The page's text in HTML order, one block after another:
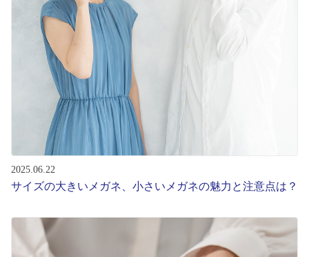
2025.06.22
サイズの大きいメガネ、小さいメガネの魅力と注意点は？